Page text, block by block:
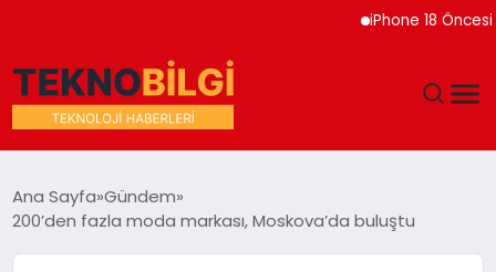
iPhone 18 Öncesi
Ana Sayfa Gündem
200’den fazla moda markası, Moskova’da buluştu